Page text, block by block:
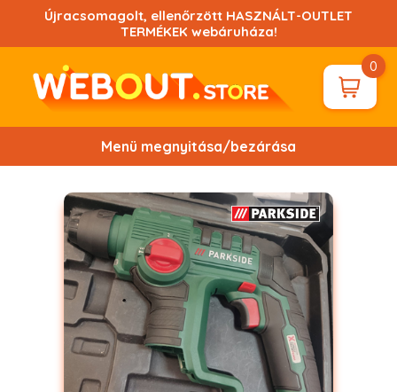
tartalomhoz!
Újracsomagolt, ellenőrzött HASZNÁLT-OUTLET
TERMÉKEK webáruháza!
0
Menü megnyitása/bezárása